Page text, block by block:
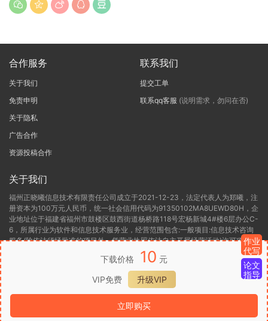
下载价格 10 元
VIP免费
升级VIP
立即购买
合作服务
关于我们
免责申明
关于隐私
广告合作
资源投稿合作
联系我们
提交工单
联系qq客服 (说明需求，勿问在否)
关于我们
福州正晓曦信息技术有限责任公司成立于2021-12-23，法定代表人为郑曦，注
册资本为100万元人民币，统一社会信用代码为91350102MA8UEWD80H，企
业地址位于福建省福州市鼓楼区鼓西街道杨桥路118号宏杨新城4#楼6层办公C-
6，所属行业为软件和信息技术服务业，经营范围包含:一般项目:信息技术咨询
服务(除依法须经批准的项目外，凭营业执照依法自主开展经营活动)许可项目:
第二类增值电信业务(依法须经批准的项目，经相关部门批准后方可开展经营活
动，具体经营项目以相关部门批准文件或许可证件为准)。福州正晓曦信息技术
有限责任公司目前的经营状态为存续(在营，开业、在册)。
闽ICP备2022000306号-1闽B2-20220416闽公网安备 35012302000136
号
作业
代写
论文
指导